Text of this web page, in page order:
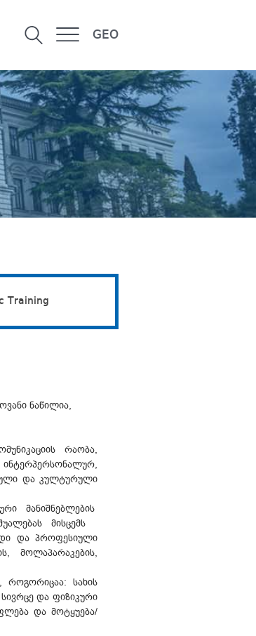
GEO
Training
ნაწილია,
რაობა,
და კულტურული
მანიშნებლების
მისცემს
და პროფესიული
მოლაპარაკების,
როგორიცაა: სახის
და ფიზიკური
და მოტყუება/